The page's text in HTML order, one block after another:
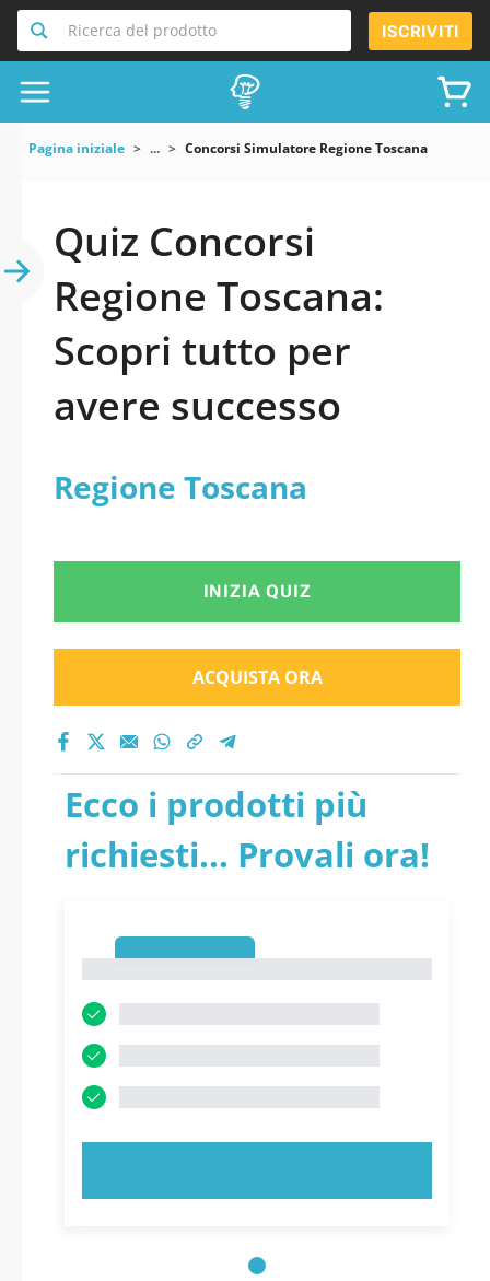
Ricerca del prodotto ISCRIVITI
Pagina iniziale ... Concorsi Simulatore Regione Toscana
Quiz Concorsi
Regione Toscana:
Scopri tutto per
avere successo
Regione Toscana
INIZIA QUIZ
ACQUISTA ORA
Ecco i prodotti più
richiesti... Provali ora!